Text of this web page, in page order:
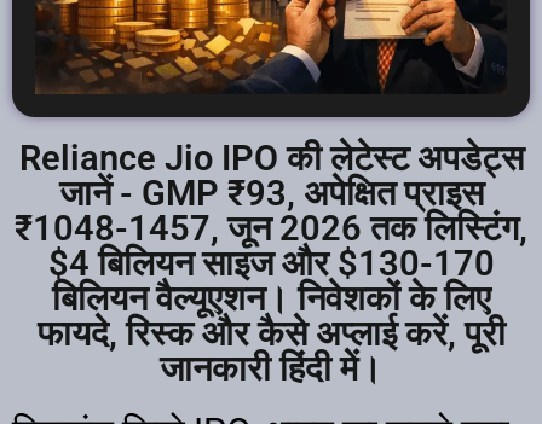
Reliance Jio IPO की लेटेस्ट अपडेट्स
जानें - GMP ₹93, अपेक्षित प्राइस
₹1048-1457, जून 2026 तक लिस्टिंग,
$4 बिलियन साइज और $130-170
बिलियन वैल्यूएशन। निवेशकों के लिए
फायदे, रिस्क और कैसे अप्लाई करें, पूरी
जानकारी हिंदी में।